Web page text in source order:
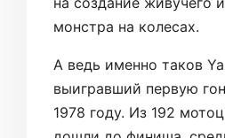
монстра на колесах.
А ведь именно таков
выигравший первую
1978 году. Из 192